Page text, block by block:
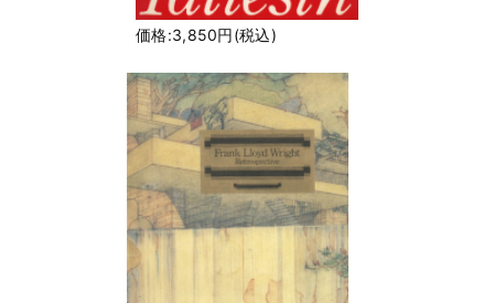
価格:3,850円(税込)